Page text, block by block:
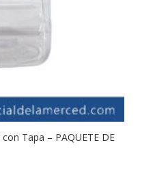
Tapa – PAQUETE DE